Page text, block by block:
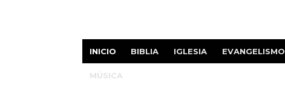
INICIO BIBLIA IGLESIA EVANGELISMO
MÚSICA